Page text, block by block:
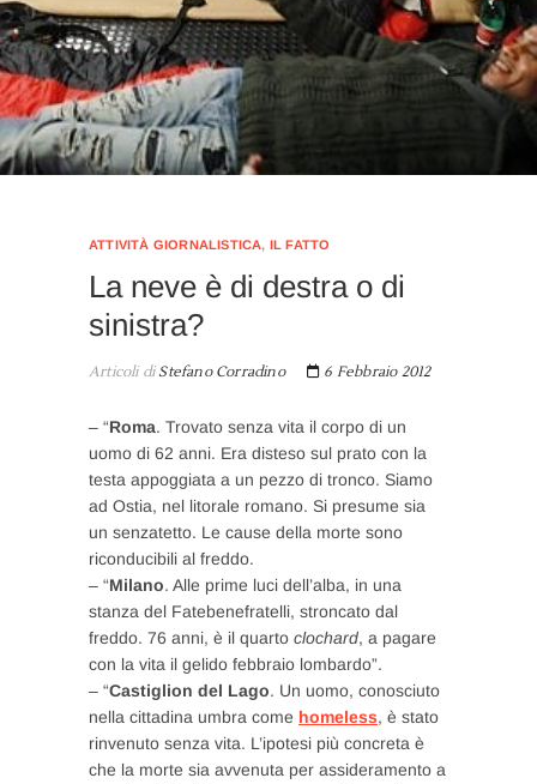
ATTIVITÀ GIORNALISTICA, IL FATTO
La neve è di destra o di
sinistra?
Articoli diStefano Corradino 6 Febbraio 2012
– “Roma. Trovato senza vita il corpo di un
uomo di 62 anni. Era disteso sul prato con la
testa appoggiata a un pezzo di tronco. Siamo
ad Ostia, nel litorale romano. Si presume sia
un senzatetto. Le cause della morte sono
riconducibili al freddo.
– “Milano. Alle prime luci dell’alba, in una
stanza del Fatebenefratelli, stroncato dal
freddo. 76 anni, è il quarto clochard, a pagare
con la vita il gelido febbraio lombardo”.
– “Castiglion del Lago. Un uomo, conosciuto
nella cittadina umbra come homeless, è stato
rinvenuto senza vita. L’ipotesi più concreta è
che la morte sia avvenuta per assideramento a